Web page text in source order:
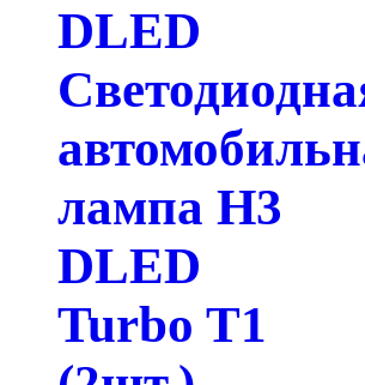
DLED
лампа H3
DLED
Turbo T1